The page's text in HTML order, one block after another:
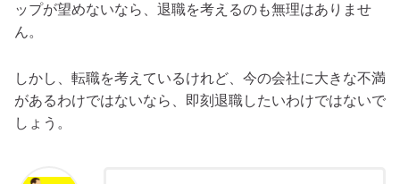
ップが望めないなら、退職を考えるのも無理はありませ
ん。
しかし、転職を考えているけれど、今の会社に大きな不満
があるわけではないなら、即刻退職したいわけではないで
しょう。